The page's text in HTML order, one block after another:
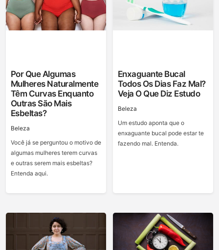
Por Que Algumas
Mulheres Naturalmente
Têm Curvas Enquanto
Outras São Mais
Esbeltas?
Beleza
Você já se perguntou o motivo de
algumas mulheres terem curvas
e outras serem mais esbeltas?
Entenda aqui.
Enxaguante Bucal
Todos Os Dias Faz Mal?
Veja O Que Diz Estudo
Beleza
Um estudo aponta que o
enxaguante bucal pode estar te
fazendo mal. Entenda.